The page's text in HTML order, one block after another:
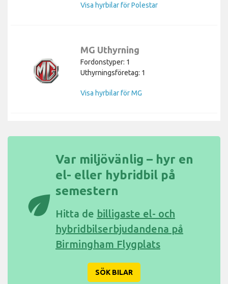
Visa hyrbilar för Polestar
MG Uthyrning
Fordonstyper: 1
Uthyrningsföretag: 1
Visa hyrbilar för MG
eco
Var miljövänlig – hyr en
el- eller hybridbil på
semestern
Hitta de billigaste el- och
hybridbilserbjudandena på
Birmingham Flygplats
SÖK BILAR